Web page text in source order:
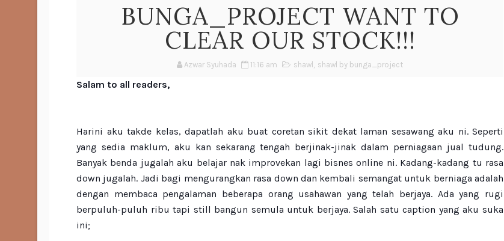
BUNGA_PROJECT WANT TO
CLEAR OUR STOCK!!!
Azwar Syuhada 11:16 am shawl , shawl by bunga_project
Salam to all readers,
Harini aku takde kelas, dapatlah aku buat coretan sikit dekat laman sesawang aku ni. Seperti
yang sedia maklum, aku kan sekarang tengah berjinak-jinak dalam perniagaan jual tudung.
Banyak benda jugalah aku belajar nak improvekan lagi bisnes online ni. Kadang-kadang tu rasa
down jugalah. Jadi bagi mengurangkan rasa down dan kembali semangat untuk berniaga adalah
dengan membaca pengalaman beberapa orang usahawan yang telah berjaya. Ada yang rugi
berpuluh-puluh ribu tapi still bangun semula untuk berjaya. Salah satu caption yang aku suka
ini;